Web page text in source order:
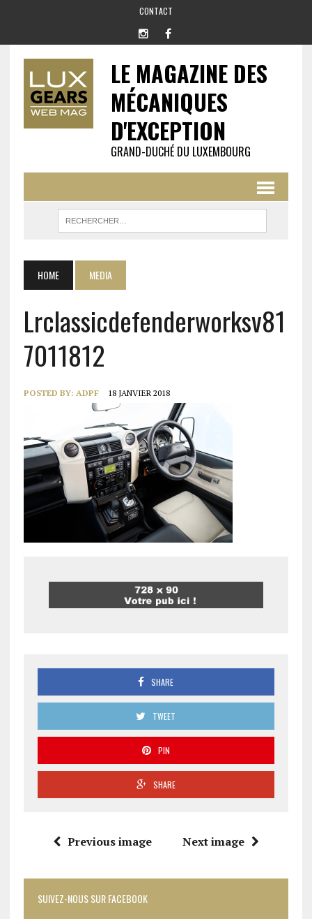
CONTACT
LE MAGAZINE DES
MÉCANIQUES
D'EXCEPTION
GRAND-DUCHÉ DU LUXEMBOURG
HOME MEDIA
Lrclassicdefenderworksv81
7011812
POSTED BY: ADPF 18 JANVIER 2018
SHARE
TWEET
PIN
SHARE
Previous image Next image
SUIVEZ-NOUS SUR FACEBOOK